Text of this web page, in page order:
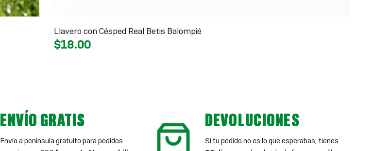
Llavero con Césped Real Betis Balompié
$18.00
ENVÍO GRATIS
Envío a península gratuito para pedidos
DEVOLUCIONES
Si tu pedido no es lo que esperabas, tienes